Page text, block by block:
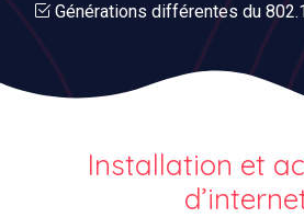
Générations différentes du
Installation et